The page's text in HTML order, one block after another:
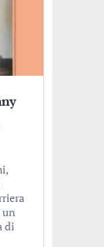
un
di